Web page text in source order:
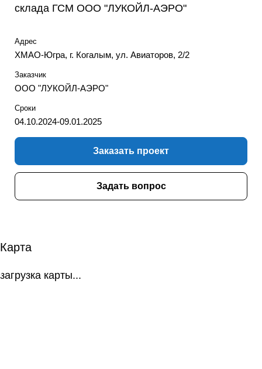
склада ГСМ ООО "ЛУКОЙЛ-АЭРО"
Адрес
ХМАО-Югра, г. Когалым, ул. Авиаторов, 2/2
Заказчик
ООО "ЛУКОЙЛ-АЭРО"
Сроки
04.10.2024-09.01.2025
Заказать проект
Задать вопрос
Карта
загрузка карты...